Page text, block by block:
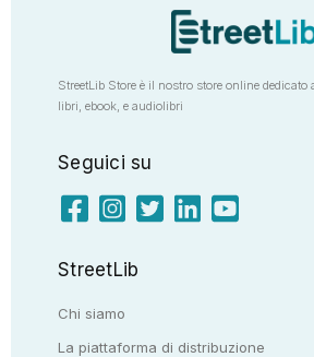
StreetLib Store è il nostro store online dedicato
libri, ebook, e audiolibri
Seguici su
StreetLib
Chi siamo
La piattaforma di distribuzione